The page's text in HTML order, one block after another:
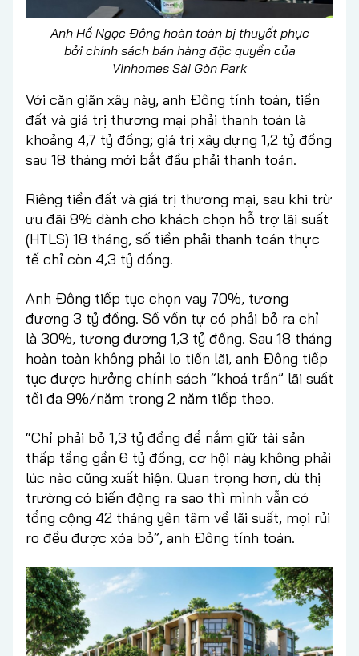
Anh Hồ Ngọc Đông hoàn toàn bị thuyết phục
bởi chính sách bán hàng độc quyền của
Vinhomes Sài Gòn Park
Với căn giãn xây này, anh Đông tính toán, tiền
đất và giá trị thương mại phải thanh toán là
khoảng 4,7 tỷ đồng; giá trị xây dựng 1,2 tỷ đồng
sau 18 tháng mới bắt đầu phải thanh toán.
Riêng tiền đất và giá trị thương mại, sau khi trừ
ưu đãi 8% dành cho khách chọn hỗ trợ lãi suất
(HTLS) 18 tháng, số tiền phải thanh toán thực
tế chỉ còn 4,3 tỷ đồng.
Anh Đông tiếp tục chọn vay 70%, tương
đương 3 tỷ đồng. Số vốn tự có phải bỏ ra chỉ
là 30%, tương đương 1,3 tỷ đồng. Sau 18 tháng
hoàn toàn không phải lo tiền lãi, anh Đông tiếp
tục được hưởng chính sách “khoá trần” lãi suất
tối đa 9%/năm trong 2 năm tiếp theo.
“Chỉ phải bỏ 1,3 tỷ đồng để nắm giữ tài sản
thấp tầng gần 6 tỷ đồng, cơ hội này không phải
lúc nào cũng xuất hiện. Quan trọng hơn, dù thị
trường có biến động ra sao thì mình vẫn có
tổng cộng 42 tháng yên tâm về lãi suất, mọi rủi
ro đều được xóa bỏ”, anh Đông tính toán.